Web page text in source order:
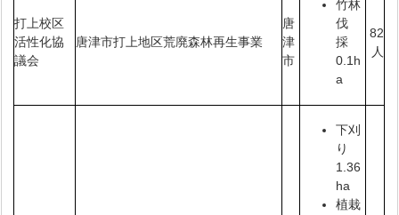
打上校区
活性化協
議会
唐津市打上地区荒廃森林再生事業
唐
津
市
竹林
伐
採
0.1h
a
82
人
下刈
り
1.36
ha
植栽